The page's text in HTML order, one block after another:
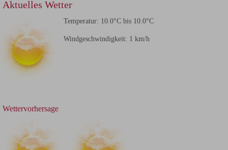
Aktuelles Wetter
Temperatur: 10.0°C bis 10.0°C
Windgeschwindigkeit: 1 km/h
Wettervorhersage